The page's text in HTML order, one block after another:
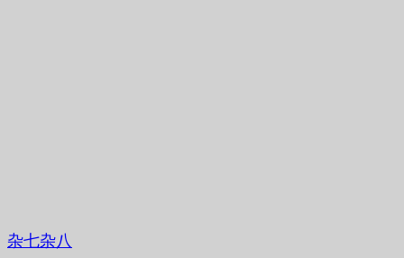
杂七杂八